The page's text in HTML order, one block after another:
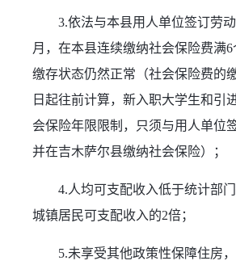
3.依法与本县用人单位签订劳
月，在本县连续缴纳社会保险费满
缴存状态仍然正常（社会保险费的
日起往前计算，新入职大学生和引
会保险年限限制，只须与用人单位
并在吉木萨尔县缴纳社会保险）；
4.人均可支配收入低于统计部
城镇居民可支配收入的2倍；
5.未享受其他政策性保障住房